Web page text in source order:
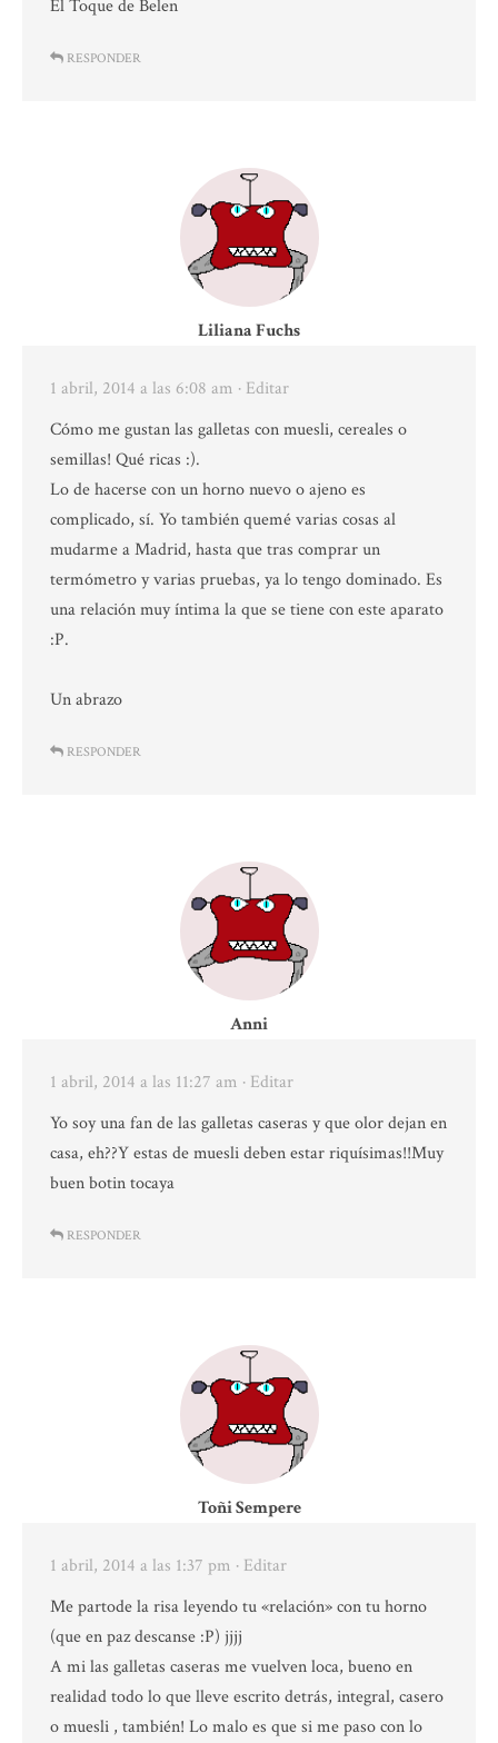
El Toque de Belen
RESPONDER
Liliana Fuchs
1 abril, 2014 a las 6:08 am · Editar
Cómo me gustan las galletas con muesli, cereales o
semillas! Qué ricas :).
Lo de hacerse con un horno nuevo o ajeno es
complicado, sí. Yo también quemé varias cosas al
mudarme a Madrid, hasta que tras comprar un
termómetro y varias pruebas, ya lo tengo dominado. Es
una relación muy íntima la que se tiene con este aparato
:P.
Un abrazo
RESPONDER
Anni
1 abril, 2014 a las 11:27 am · Editar
Yo soy una fan de las galletas caseras y que olor dejan en
casa, eh??Y estas de muesli deben estar riquísimas!!Muy
buen botin tocaya
RESPONDER
Toñi Sempere
1 abril, 2014 a las 1:37 pm · Editar
Me partode la risa leyendo tu «relación» con tu horno
(que en paz descanse :P) jjjj
A mi las galletas caseras me vuelven loca, bueno en
realidad todo lo que lleve escrito detrás, integral, casero
o muesli , también! Lo malo es que si me paso con lo